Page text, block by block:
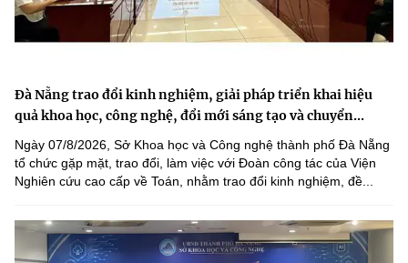
Đà Nẵng trao đổi kinh nghiệm, giải pháp triển khai hiệu
quả khoa học, công nghệ, đổi mới sáng tạo và chuyển...
Ngày 07/8/2026, Sở Khoa học và Công nghệ thành phố Đà Nẵng
tổ chức gặp mặt, trao đổi, làm việc với Đoàn công tác của Viện
Nghiên cứu cao cấp về Toán, nhằm trao đổi kinh nghiệm, đề...